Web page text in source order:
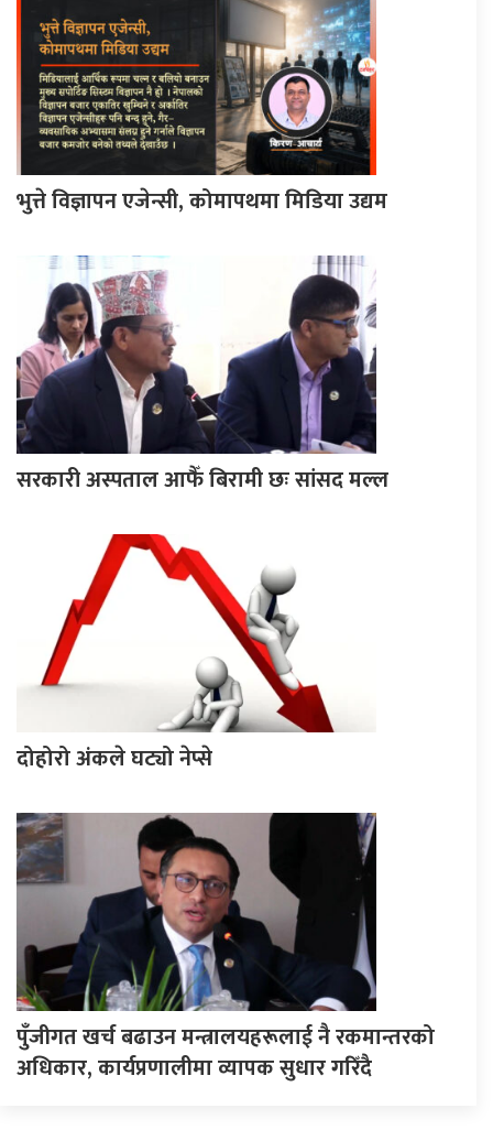
भुत्ते विज्ञापन एजेन्सी, कोमापथमा मिडिया उद्यम
सरकारी अस्पताल आफैँ बिरामी छः सांसद मल्ल
दोहोरो अंकले घट्यो नेप्से
पुँजीगत खर्च बढाउन मन्त्रालयहरूलाई नै रकमान्तरको
अधिकार, कार्यप्रणालीमा व्यापक सुधार गरिँदै